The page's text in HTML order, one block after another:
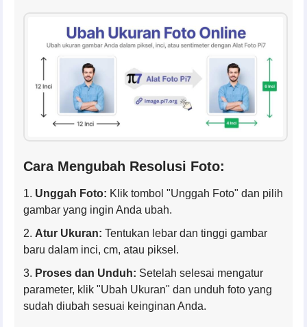
Cara Mengubah Resolusi Foto:
Unggah Foto: Klik tombol "Unggah Foto" dan pilih
gambar yang ingin Anda ubah.
Atur Ukuran: Tentukan lebar dan tinggi gambar
baru dalam inci, cm, atau piksel.
Proses dan Unduh: Setelah selesai mengatur
parameter, klik "Ubah Ukuran" dan unduh foto yang
sudah diubah sesuai keinginan Anda.